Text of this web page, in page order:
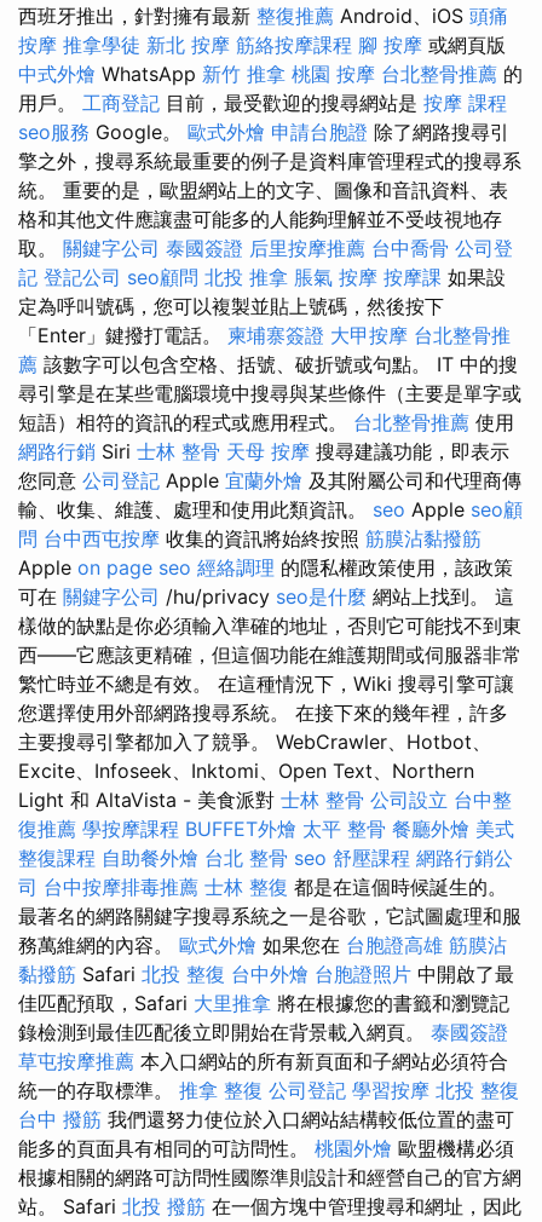
西班牙推出，針對擁有最新 整復推薦 Android、iOS 頭痛
按摩 推拿學徒 新北 按摩 筋絡按摩課程 腳 按摩 或網頁版
中式外燴 WhatsApp 新竹 推拿 桃園 按摩 台北整骨推薦 的
用戶。 工商登記 目前，最受歡迎的搜尋網站是 按摩 課程
seo服務 Google。 歐式外燴 申請台胞證 除了網路搜尋引
擎之外，搜尋系統最重要的例子是資料庫管理程式的搜尋系
統。 重要的是，歐盟網站上的文字、圖像和音訊資料、表
格和其他文件應讓盡可能多的人能夠理解並不受歧視地存
取。 關鍵字公司 泰國簽證 后里按摩推薦 台中喬骨 公司登
記 登記公司 seo顧問 北投 推拿 脹氣 按摩 按摩課 如果設
定為呼叫號碼，您可以複製並貼上號碼，然後按下
「Enter」鍵撥打電話。 柬埔寨簽證 大甲按摩 台北整骨推
薦 該數字可以包含空格、括號、破折號或句點。 IT 中的搜
尋引擎是在某些電腦環境中搜尋與某些條件（主要是單字或
短語）相符的資訊的程式或應用程式。 台北整骨推薦 使用
網路行銷 Siri 士林 整骨 天母 按摩 搜尋建議功能，即表示
您同意 公司登記 Apple 宜蘭外燴 及其附屬公司和代理商傳
輸、收集、維護、處理和使用此類資訊。 seo Apple seo顧
問 台中西屯按摩 收集的資訊將始終按照 筋膜沾黏撥筋
Apple on page seo 經絡調理 的隱私權政策使用，該政策
可在 關鍵字公司 /hu/privacy seo是什麼 網站上找到。 這
樣做的缺點是你必須輸入準確的地址，否則它可能找不到東
西——它應該更精確，但這個功能在維護期間或伺服器非常
繁忙時並不總是有效。 在這種情況下，Wiki 搜尋引擎可讓
您選擇使用外部網路搜尋系統。 在接下來的幾年裡，許多
主要搜尋引擎都加入了競爭。 WebCrawler、Hotbot、
Excite、Infoseek、Inktomi、Open Text、Northern
Light 和 AltaVista - 美食派對 士林 整骨 公司設立 台中整
復推薦 學按摩課程 BUFFET外燴 太平 整骨 餐廳外燴 美式
整復課程 自助餐外燴 台北 整骨 seo 舒壓課程 網路行銷公
司 台中按摩排毒推薦 士林 整復 都是在這個時候誕生的。
最著名的網路關鍵字搜尋系統之一是谷歌，它試圖處理和服
務萬維網的內容。 歐式外燴 如果您在 台胞證高雄 筋膜沾
黏撥筋 Safari 北投 整復 台中外燴 台胞證照片 中開啟了最
佳匹配預取，Safari 大里推拿 將在根據您的書籤和瀏覽記
錄檢測到最佳匹配後立即開始在背景載入網頁。 泰國簽證
草屯按摩推薦 本入口網站的所有新頁面和子網站必須符合
統一的存取標準。 推拿 整復 公司登記 學習按摩 北投 整復
台中 撥筋 我們還努力使位於入口網站結構較低位置的盡可
能多的頁面具有相同的可訪問性。 桃園外燴 歐盟機構必須
根據相關的網路可訪問性國際準則設計和經營自己的官方網
站。 Safari 北投 撥筋 在一個方塊中管理搜尋和網址，因此